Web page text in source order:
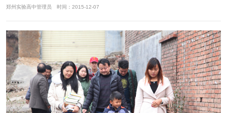
郑州实验高中管理员 时间：2015-12-07